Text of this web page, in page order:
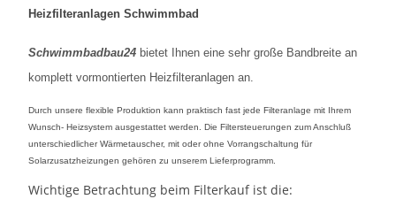
Heizfilteranlagen Schwimmbad
Schwimmbadbau24 bietet Ihnen eine sehr große Bandbreite an
komplett vormontierten Heizfilteranlagen an.
Durch unsere flexible Produktion kann praktisch fast jede Filteranlage mit Ihrem
Wunsch- Heizsystem ausgestattet werden. Die Filtersteuerungen zum Anschluß
unterschiedlicher Wärmetauscher, mit oder ohne Vorrangschaltung für
Solarzusatzheizungen gehören zu unserem Lieferprogramm.
Wichtige Betrachtung beim Filterkauf ist die: